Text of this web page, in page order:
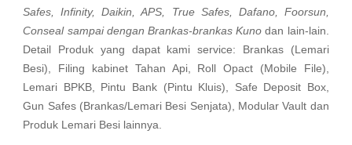
Safes, Infinity, Daikin, APS, True Safes, Dafano, Foorsun,
Conseal sampai dengan Brankas-brankas Kuno dan lain-lain.
Detail Produk yang dapat kami service: Brankas (Lemari
Besi), Filing kabinet Tahan Api, Roll Opact (Mobile File),
Lemari BPKB, Pintu Bank (Pintu Kluis), Safe Deposit Box,
Gun Safes (Brankas/Lemari Besi Senjata), Modular Vault dan
Produk Lemari Besi lainnya.